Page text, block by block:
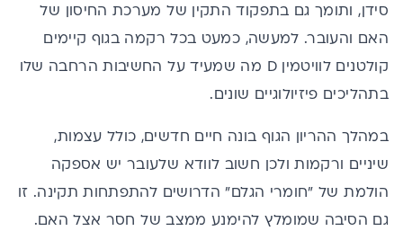
סידן, ותומך גם בתפקוד התקין של מערכת החיסון של
האם והעובר. למעשה, כמעט בכל רקמה בגוף קיימים
קולטנים לוויטמין D מה שמעיד על החשיבות הרחבה שלו
בתהליכים פיזיולוגיים שונים.
במהלך ההריון הגוף בונה חיים חדשים, כולל עצמות,
שיניים ורקמות ולכן חשוב לוודא שלעובר יש אספקה
הולמת של "חומרי הגלם" הדרושים להתפתחות תקינה. זו
גם הסיבה שמומלץ להימנע ממצב של חסר אצל האם.